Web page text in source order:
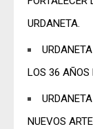
URDANETA.
LOS 36 AÑOS
NUEVOS